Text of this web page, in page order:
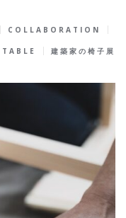
COLLABORATION
TABLE 建築家の椅子展